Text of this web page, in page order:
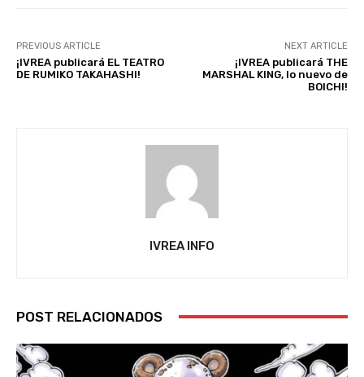
PREVIOUS ARTICLE
¡IVREA publicará EL TEATRO
DE RUMIKO TAKAHASHI!
NEXT ARTICLE
¡IVREA publicará THE
MARSHAL KING, lo nuevo de
BOICHI!
IVREA INFO
POST RELACIONADOS